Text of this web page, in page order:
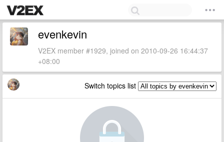
evenkevin
V2EX member #1929, joined on 2010-09-26 16:44:37
+08:00
Switch topics list